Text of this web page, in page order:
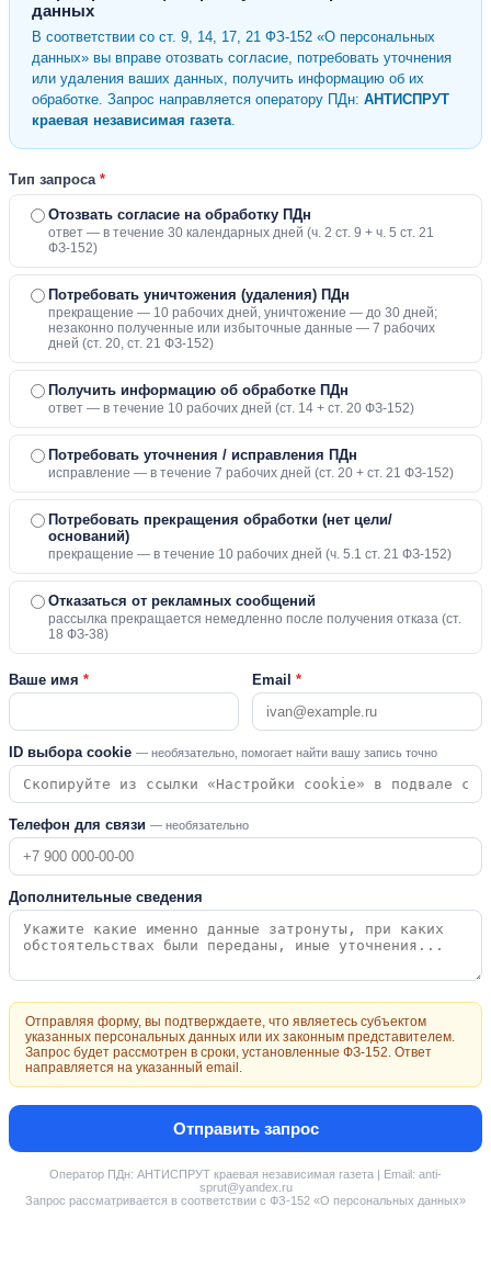
данных
В соответствии со ст. 9, 14, 17, 21 ФЗ-152 «О персональных
данных» вы вправе отозвать согласие, потребовать уточнения
или удаления ваших данных, получить информацию об их
обработке. Запрос направляется оператору ПДн: АНТИСПРУТ
краевая независимая газета.
Тип запроса *
Отозвать согласие на обработку ПДн
ответ — в течение 30 календарных дней (ч. 2 ст. 9 + ч. 5 ст. 21
ФЗ-152)
Потребовать уничтожения (удаления) ПДн
прекращение — 10 рабочих дней, уничтожение — до 30 дней;
незаконно полученные или избыточные данные — 7 рабочих
дней (ст. 20, ст. 21 ФЗ-152)
Получить информацию об обработке ПДн
ответ — в течение 10 рабочих дней (ст. 14 + ст. 20 ФЗ-152)
Потребовать уточнения / исправления ПДн
исправление — в течение 7 рабочих дней (ст. 20 + ст. 21 ФЗ-152)
Потребовать прекращения обработки (нет цели/
оснований)
прекращение — в течение 10 рабочих дней (ч. 5.1 ст. 21 ФЗ-152)
Отказаться от рекламных сообщений
рассылка прекращается немедленно после получения отказа (ст.
18 ФЗ-38)
Ваше имя * Email *
ID выбора cookie — необязательно, помогает найти вашу запись точно
Телефон для связи — необязательно
Дополнительные сведения
Отправляя форму, вы подтверждаете, что являетесь субъектом
указанных персональных данных или их законным представителем.
Запрос будет рассмотрен в сроки, установленные ФЗ-152. Ответ
направляется на указанный email.
Отправить запрос
Оператор ПДн: АНТИСПРУТ краевая независимая газета | Email: anti-
sprut@yandex.ru
Запрос рассматривается в соответствии с ФЗ-152 «О персональных данных»